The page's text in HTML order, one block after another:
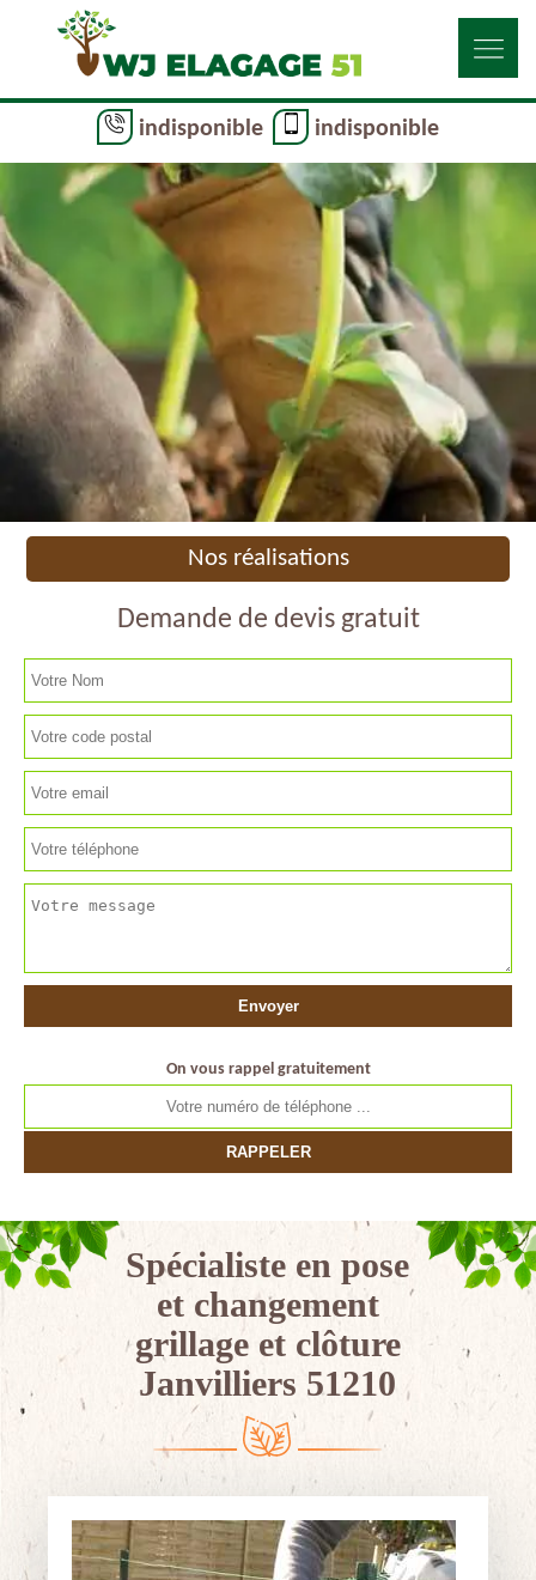
indisponible indisponible
Nos réalisations
Demande de devis gratuit
On vous rappel gratuitement
Spécialiste en pose
et changement
grillage et clôture
Janvilliers 51210